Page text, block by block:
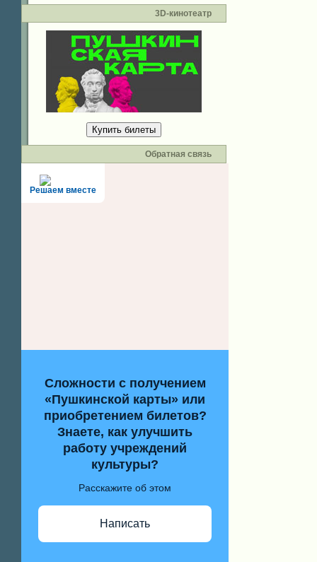
3D-кинотеатр
Купить билеты
Обратная связь
Решаем вместе
Сложности с получением
«Пушкинской карты» или
приобретением билетов?
Знаете, как улучшить
работу учреждений
культуры?
Расскажите об этом
Написать